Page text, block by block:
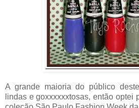
A grande maioria do público
lindas e goxxxxxxtosas, então